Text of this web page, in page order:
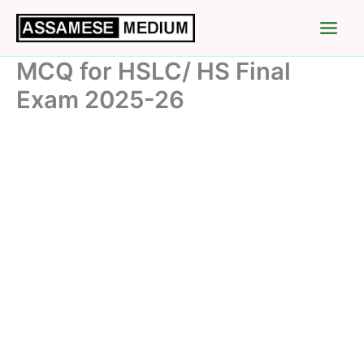
MCQ for HSLC/ HS Final
Exam 2025-26